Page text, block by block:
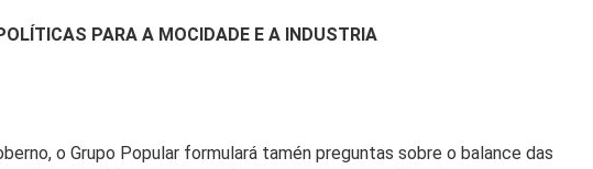
PARA A MOCIDADE E A INDUSTRIA
o Grupo Popular formulará tamén preguntas sobre o balance das